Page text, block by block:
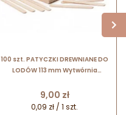
100 szt. PATYCZKI DREWNIANE DO
LODÓW 113 mm Wytwórnia
Cena
9,00 zł
0,09 zł / 1 szt.